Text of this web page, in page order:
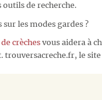
outils de recherche.
les modes gardes ?
crèchesvous aidera à
trouversacreche.fr, le